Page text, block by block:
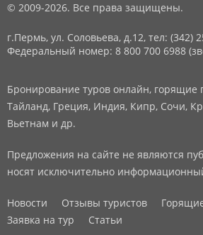
© 2009-2026. Все права защищены.
г.Пермь, ул. Соловьева, д.12, тел: (342)
Федеральный номер: 8 800 700 6988
Бронирование туров онлайн, горящие
Тайланд, Греция, Индия, Кипр, Сочи,
Вьетнам и др.
Предложения на сайте не являются
носят исключительно
Новости Отзывы туристов
Заявка на тур
Статьи